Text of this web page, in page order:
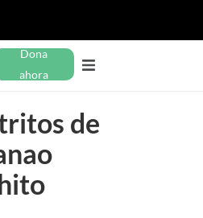
Dona
ahora
de